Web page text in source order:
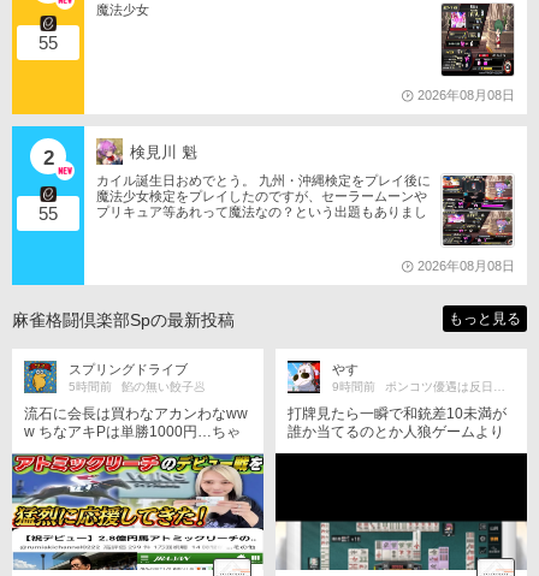
55
魔法少女
2026年08月08日
2
55
検見川 魁
カイル誕生日おめでとう。 九州・沖縄検定をプレイ後に
魔法少女検定をプレイしたのですが、セーラームーンや
プリキュア等あれって魔法なの？という出題もありまし
2026年08月08日
麻雀格闘倶楽部Spの最新投稿 もっと見る
スプリングドライブ
5時間前 餡の無い餃子🥟
流石に会長は買わなアカンわなww
w ちなアキPは単勝1000円…ちゃ
拠残したのは連盟員の鑑やねw動
画観たがアキP痩せた？ 顔がすん
げ~バ○アぽく見えて若々しさが無
くなってるのは 気のせいか…
やす
9時間前 ポンコツ優遇は反日共産主義思想
打牌見たら一瞬で和銃差10未満が
誰か当てるのとか人狼ゲームより